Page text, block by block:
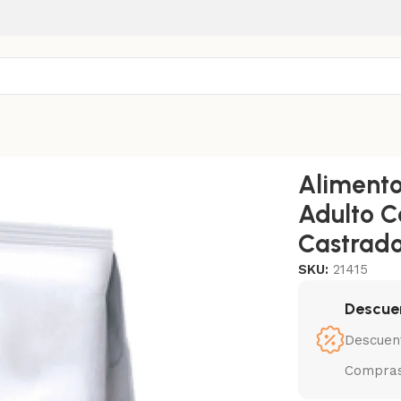
Adulto
SKU:21415